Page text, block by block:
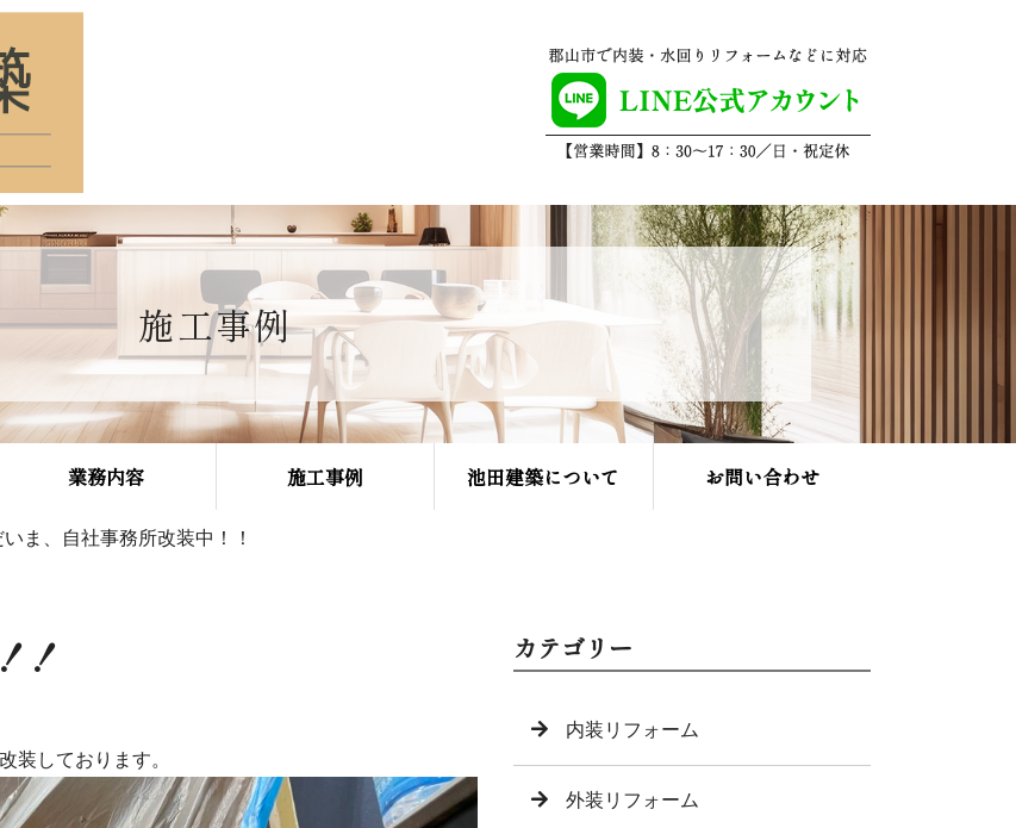
施工事例
業務内容 施工事例 池田建築について お問い合わせ
いま、自社事務所改装中！！
！
装しております。
カテゴリー
内装リフォーム
外装リフォーム